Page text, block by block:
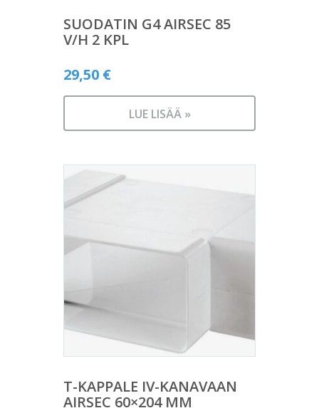
SUODATIN G4 AIRSEC 85
V/H 2 KPL
29,50 €
LUE LISÄÄ »
T-KAPPALE IV-KANAVAAN
AIRSEC 60×204 MM